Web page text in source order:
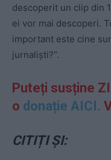
descoperit un clip din
ei vor mai descoperi.
important este cine
jurnaliști?“.
Puteți susține
o donație AICI.
CITIȚI ȘI: